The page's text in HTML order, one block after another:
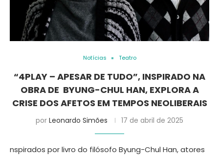
Notícias Teatro
“4PLAY – APESAR DE TUDO”, INSPIRADO NA
OBRA DE BYUNG-CHUL HAN, EXPLORA A
CRISE DOS AFETOS EM TEMPOS NEOLIBERAIS
por Leonardo Simões 17 de abril de 2025
nspirados por livro do filósofo Byung-Chul Han, atores